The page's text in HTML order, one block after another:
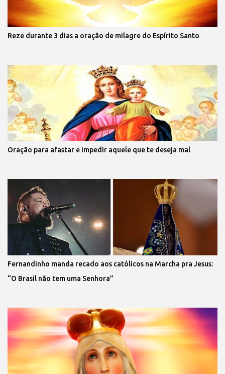
Reze durante 3 dias a oração de milagre do Espírito Santo
Oração para afastar e impedir aquele que te deseja mal
Fernandinho manda recado aos católicos na Marcha pra Jesus:
“O Brasil não tem uma Senhora”